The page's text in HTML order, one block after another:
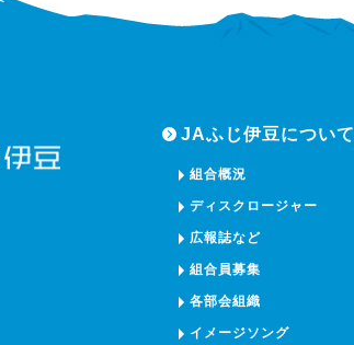
JAふじ伊豆について
組合概況
ディスクロージャー
広報誌など
組合員募集
各部会組織
イメージソング